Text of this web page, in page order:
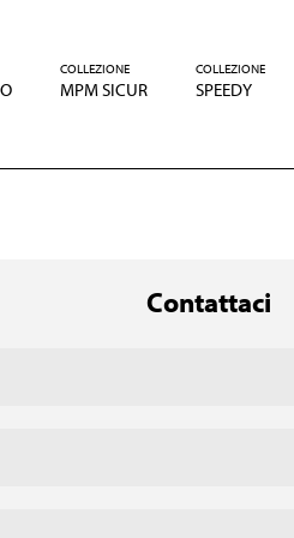
COLLEZIONE
MPM SICUR
COLLEZIONE
SPEEDY
Contattaci